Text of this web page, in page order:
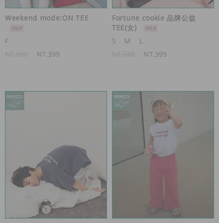
Weekend mode:ON TEE
F
NT.399
Fortune cookie 品牌公益
TEE(女)
S
M
L
NT.399